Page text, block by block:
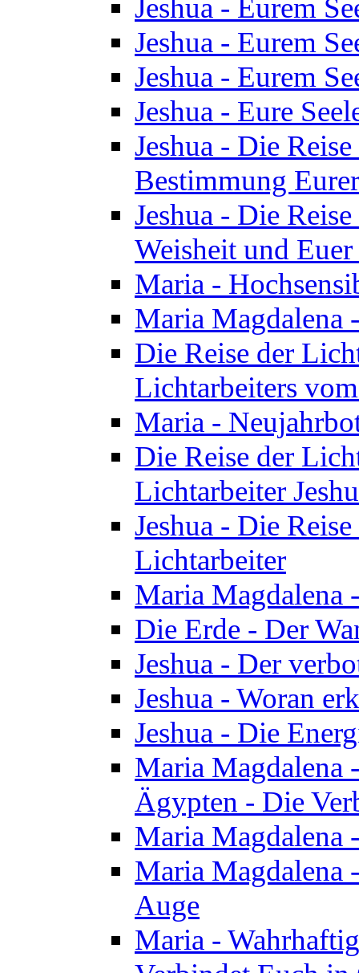
Jeshua - Eurem
Jeshua - Eurem
Jeshua - Eurem
Jeshua - Eure
Jeshua - Die
Bestimmung
Jeshua - Die
Weisheit und
Maria -
Maria Magdalena
Die Reise der
Lichtarbeiters
Maria -
Die Reise der
Lichtarbeiter
Jeshua - Die
Lichtarbeiter
Maria Magdalena
Die Erde - Der
Jeshua - Der
Jeshua - Woran
Jeshua - Die
Maria Magdalena
Ägypten - Die
Maria Magdalena
Maria Magdalena
Auge
Maria -